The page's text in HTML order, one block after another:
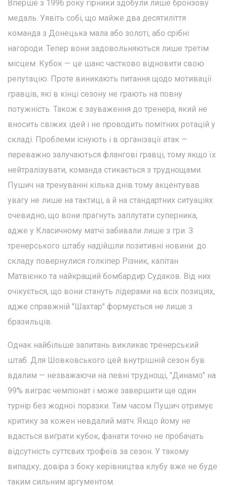
Вперше з 1996 року гірники здобули лише бронзову
медаль. Уявіть собі, що майже два десятиліття
команда з Донецька мала або золоті, або срібні
нагороди. Тепер вони задовольняються лише третім
місцем. Кубок — це шанс частково відновити свою
репутацію. Проте виникають питання щодо мотивації
гравців, які в кінці сезону не грають на повну
потужність. Також є зауваження до тренера, який не
вносить свіжих ідей і не проводить помітних ротацій у
складі. Проблеми існують і в організації атак —
переважно залучаються флангові гравці, тому якщо їх
нейтралізувати, команда стикається з труднощами.
Пушич на тренуванні кілька днів тому акцентував
увагу не лише на тактиці, а й на стандартних ситуаціях:
очевидно, що вони прагнуть заплутати суперника,
адже у Класичному матчі забивали лише з гри. З
тренерського штабу надійшли позитивні новини: до
складу повернулися голкіпер Різник, капітан
Матвієнко та найкращий бомбардир Судаков. Від них
очікується, що вони стануть лідерами на всіх позиціях,
адже справжній "Шахтар" формується не лише з
бразильців.
Однак найбільше запитань викликає тренерський
штаб. Для Шовковського цей внутрішній сезон був
вдалим — незважаючи на певні труднощі, "Динамо" на
99% виграє чемпіонат і може завершити ще один
турнір без жодної поразки. Тим часом Пушич отримує
критику за кожен невдалий матч. Якщо йому не
вдасться виграти кубок, фанати точно не пробачать
відсутність суттєвих трофеїв за сезон. У такому
випадку, довіра з боку керівництва клубу вже не буде
таким сильним аргументом.